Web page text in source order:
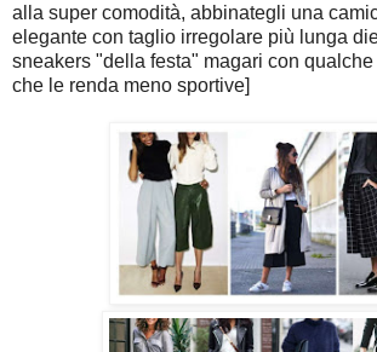
alla super comodità, abbinategli una
elegante con taglio irregolare più lunga
sneakers "della festa" magari con
che le renda meno sportive]